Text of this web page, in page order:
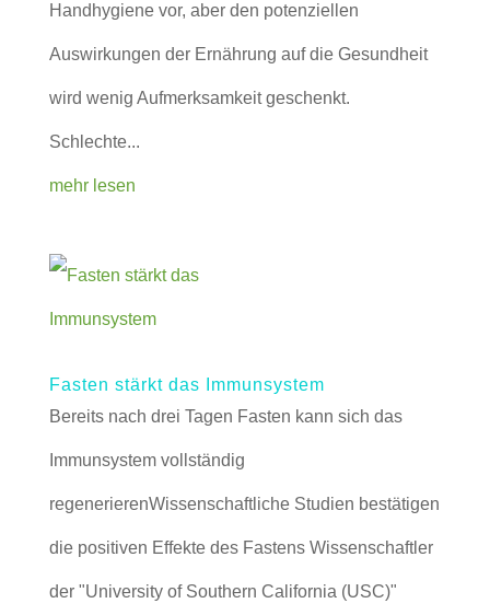
Handhygiene vor, aber den potenziellen
Auswirkungen der Ernährung auf die Gesundheit
wird wenig Aufmerksamkeit geschenkt.
Schlechte...
mehr lesen
Fasten stärkt das Immunsystem
Bereits nach drei Tagen Fasten kann sich das
Immunsystem vollständig
regenerierenWissenschaftliche Studien bestätigen
die positiven Effekte des Fastens Wissenschaftler
der "University of Southern California (USC)"